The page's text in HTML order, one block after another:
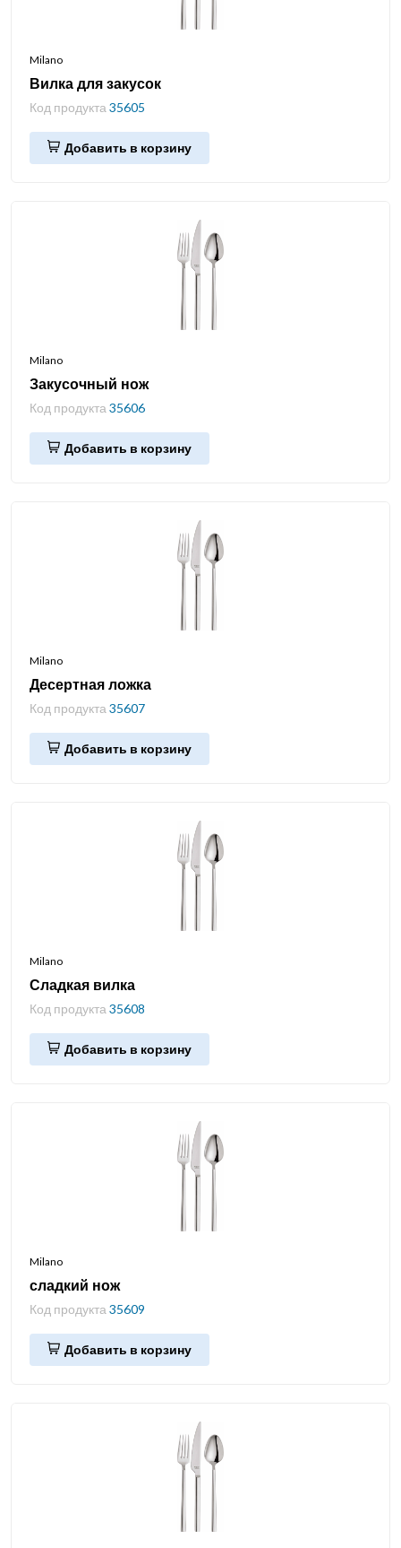
Milano
Вилка для закусок
Код продукта 35605
Добавить в корзину
Milano
Закусочный нож
Код продукта 35606
Добавить в корзину
Milano
Десертная ложка
Код продукта 35607
Добавить в корзину
Milano
Сладкая вилка
Код продукта 35608
Добавить в корзину
Milano
сладкий нож
Код продукта 35609
Добавить в корзину